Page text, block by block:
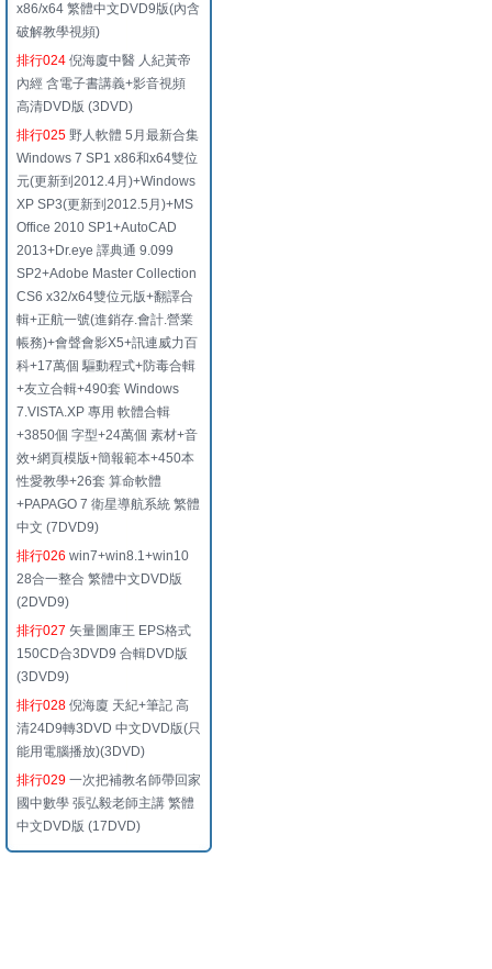
x86/x64 繁體中文DVD9版(內含
破解教學視頻)
排行024 倪海廈中醫 人紀黃帝
內經 含電子書講義+影音視頻
高清DVD版 (3DVD)
排行025 野人軟體 5月最新合集
Windows 7 SP1 x86和x64雙位
元(更新到2012.4月)+Windows
XP SP3(更新到2012.5月)+MS
Office 2010 SP1+AutoCAD
2013+Dr.eye 譯典通 9.099
SP2+Adobe Master Collection
CS6 x32/x64雙位元版+翻譯合
輯+正航一號(進銷存.會計.營業
帳務)+會聲會影X5+訊連威力百
科+17萬個 驅動程式+防毒合輯
+友立合輯+490套 Windows
7.VISTA.XP 專用 軟體合輯
+3850個 字型+24萬個 素材+音
效+網頁模版+簡報範本+450本
性愛教學+26套 算命軟體
+PAPAGO 7 衛星導航系統 繁體
中文 (7DVD9)
排行026 win7+win8.1+win10
28合一整合 繁體中文DVD版
(2DVD9)
排行027 矢量圖庫王 EPS格式
150CD合3DVD9 合輯DVD版
(3DVD9)
排行028 倪海廈 天紀+筆記 高
清24D9轉3DVD 中文DVD版(只
能用電腦播放)(3DVD)
排行029 一次把補教名師帶回家
國中數學 張弘毅老師主講 繁體
中文DVD版 (17DVD)